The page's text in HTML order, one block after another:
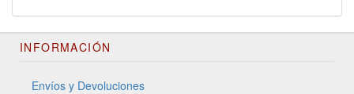
INFORMACIÓN
Envíos y Devoluciones